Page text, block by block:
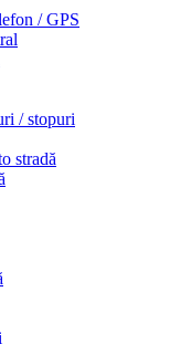
/ GPS
/ stopuri
stradă